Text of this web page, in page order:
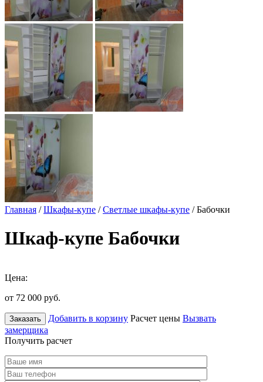
Главная /Шкафы-купе /Светлые шкафы-купе / Бабочки
Шкаф-купе Бабочки
Цена:
от 72 000 руб.
Заказать Добавить в корзину Расчет цены Вызвать
замерщика
Получить расчет